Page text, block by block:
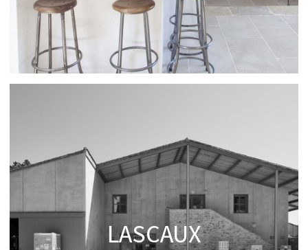
LASCAUX